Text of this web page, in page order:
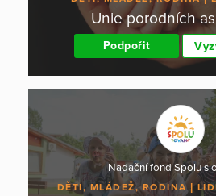
Unie porodních
Podpořit
Nadační fond Spolu s
DĚTI, MLÁDEŽ, RODINA